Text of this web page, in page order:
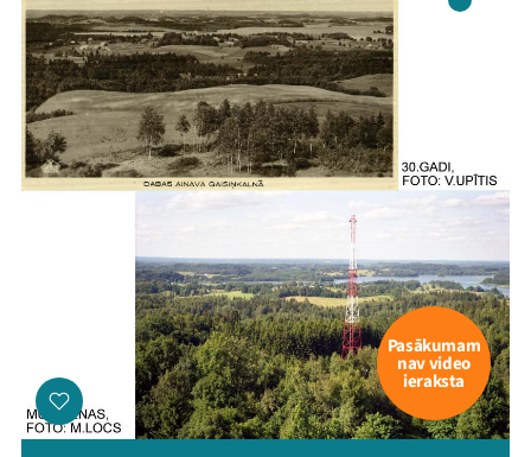
Pasākumam
nav video
ieraksta